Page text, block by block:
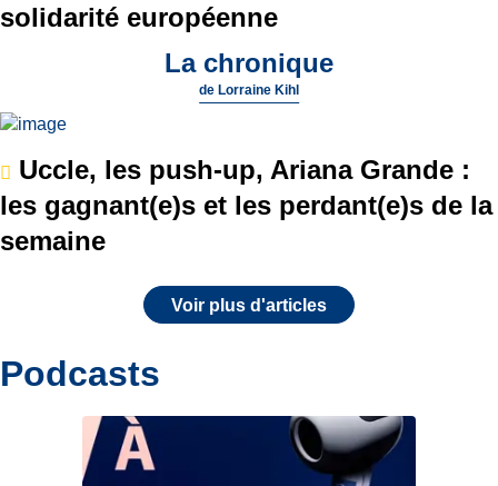
solidarité européenne
La chronique
de Lorraine Kihl
Uccle, les push-up, Ariana Grande :
les gagnant(e)s et les perdant(e)s de la
semaine
Voir plus d'articles
Podcasts